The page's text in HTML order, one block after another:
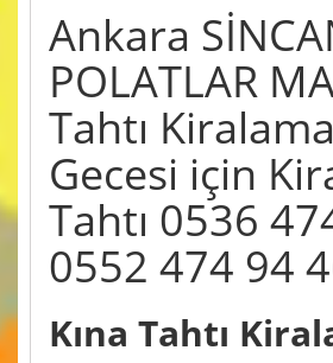
Ankara
POLATLAR
Tahtı
Gecesi için
Tahtı 0536
0552 474 94
Kına Tahtı